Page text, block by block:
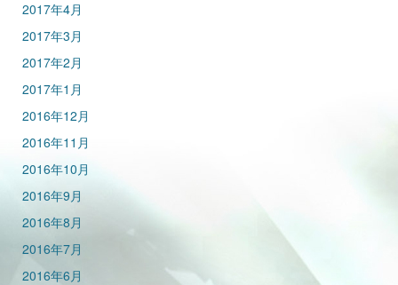
2017年4月
2017年3月
2017年2月
2017年1月
2016年12月
2016年11月
2016年10月
2016年9月
2016年8月
2016年7月
2016年6月